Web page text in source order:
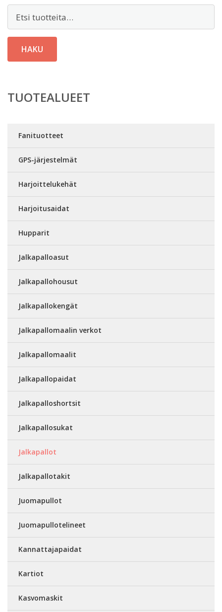
HAKU
TUOTEALUEET
Fanituotteet
GPS-järjestelmät
Harjoittelukehät
Harjoitusaidat
Hupparit
Jalkapalloasut
Jalkapallohousut
Jalkapallokengät
Jalkapallomaalin verkot
Jalkapallomaalit
Jalkapallopaidat
Jalkapalloshortsit
Jalkapallosukat
Jalkapallot
Jalkapallotakit
Juomapullot
Juomapullotelineet
Kannattajapaidat
Kartiot
Kasvomaskit